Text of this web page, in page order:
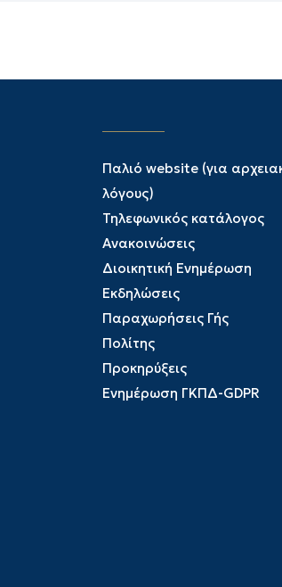
Παλιό website (για
λόγους)
Τηλεφωνικός κατάλογος
Ανακοινώσεις
Διοικητική Ενημέρωση
Εκδηλώσεις
Παραχωρήσεις Γής
Πολίτης
Προκηρύξεις
Ενημέρωση ΓΚΠΔ-GDPR